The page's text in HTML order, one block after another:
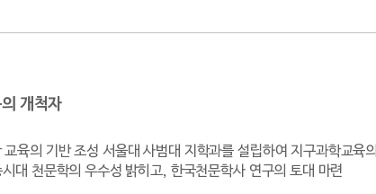
개척자
육의 기반 조성 서울대 사범대 지학과를 설립하여 지구과학교육의
천문학의 우수성 밝히고, 한국천문학사 연구의 토대 마련